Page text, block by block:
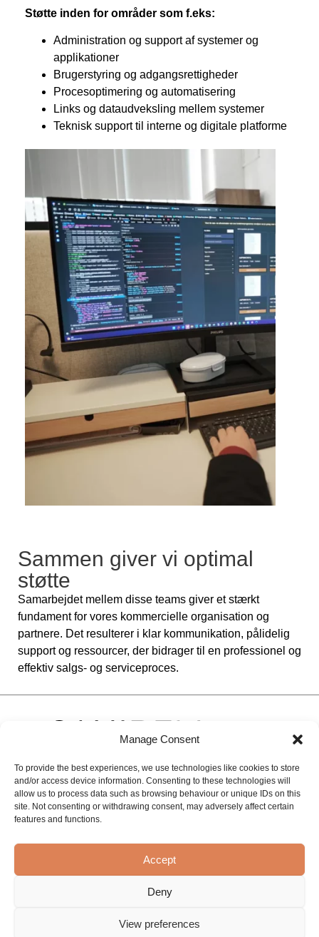
Manage Consent
To provide the best experiences, we use technologies like cookies to store
and/or access device information. Consenting to these technologies will
allow us to process data such as browsing behaviour or unique IDs on this
site. Not consenting or withdrawing consent, may adversely affect certain
features and functions.
Accept
Deny
View preferences
Støtte inden for områder som f.eks:
Administration og support af systemer og
applikationer
Brugerstyring og adgangsrettigheder
Procesoptimering og automatisering
Links og dataudveksling mellem systemer
Teknisk support til interne og digitale platforme
Sammen giver vi optimal
støtte
Samarbejdet mellem disse teams giver et stærkt
fundament for vores kommercielle organisation og
partnere. Det resulterer i klar kommunikation, pålidelig
support og ressourcer, der bidrager til en professionel og
effektiv salgs- og serviceproces.
Om Sanibell
Rådgivning og
Mærker
IVY
Løsninger
Private
Kontakt